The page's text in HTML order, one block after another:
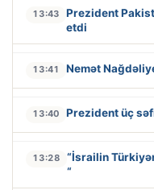
13:43
Prezident
etdi
13:41 Nemət
13:40 Prezident üç
13:28
“İsrailin
“